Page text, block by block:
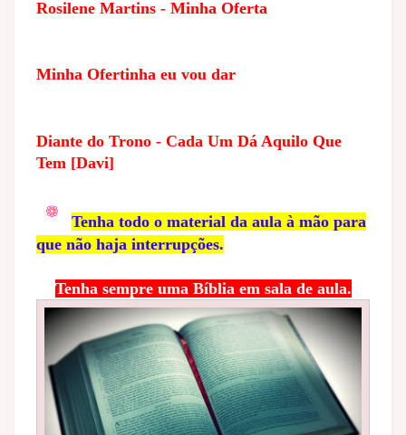
Rosilene Martins - Minha Oferta
Minha Ofertinha eu vou dar
Diante do Trono - Cada Um Dá Aquilo Que
Tem [Davi]
Tenha todo o material da aula à mão para
que não haja interrupções.
Tenha sempre uma Bíblia em sala de aula.